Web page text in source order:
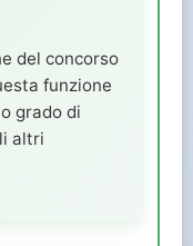
del concorso
funzione
grado di
altri